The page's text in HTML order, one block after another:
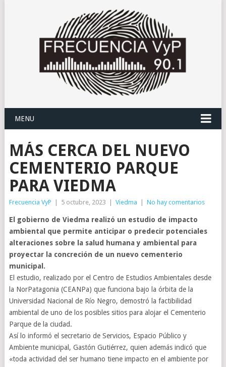
MENU
MÁS CERCA DEL NUEVO
CEMENTERIO PARQUE
PARA VIEDMA
Frecuencia VyP 5 octubre, 2023 Viedma No hay comentarios
El gobierno de Viedma realizó un estudio de impacto
ambiental que permite anticipar o predecir potenciales
alteraciones sobre la salud humana y ambiental para
proyectar la concreción de un nuevo cementerio
municipal.
El estudio, realizado por el Centro de Estudios Ambientales desde
la NorPatagonia (CEANPa) que funciona bajo la órbita de la
Universidad Nacional de Río Negro, demostró la factibilidad
ambiental de uno de los posibles sitios para alojar el Cementerio
Parque de la ciudad.
Así lo informó el secretario de Servicios, Espacio Público y
Ambiente municipal, Gastón Gutiérrez, quien además indicó que
«toda actividad del ser humano tiene impacto en el ambiente por